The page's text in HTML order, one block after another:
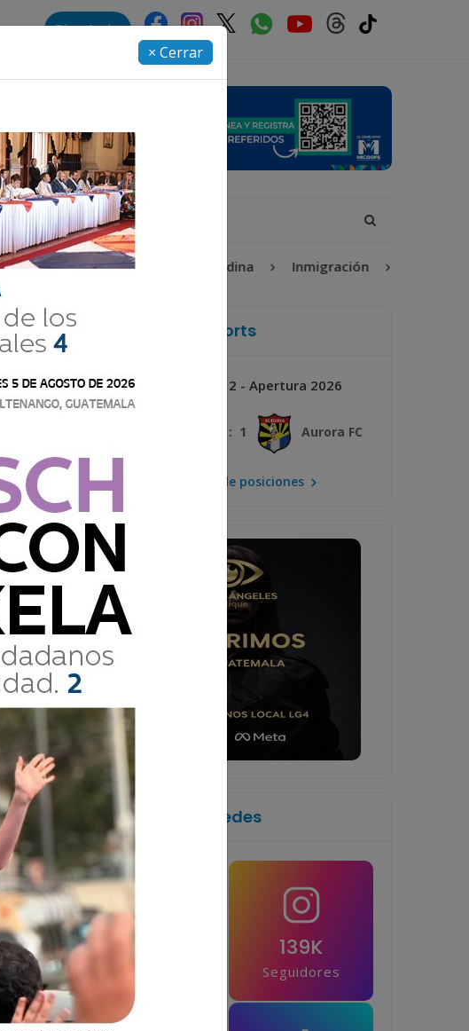
× Cerrar
Directorio
VOZ 25
Alerta Isabel-Claudina Inmigración Torneo Apertura
La Voz de Xela Sports
Próximo Jornada 2 - Apertura 2026
3 : 1 Aurora FC
Mira la tabla de posiciones
Síguenos en las redes
Seguidores
139K
Seguidores